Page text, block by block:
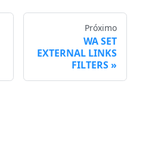
Próximo
WA SET
EXTERNAL LINKS
FILTERS